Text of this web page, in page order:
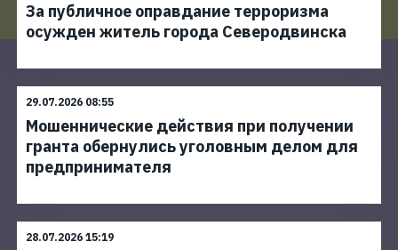
За публичное оправдание терроризма
осужден житель города Северодвинска
29.07.2026 08:55
Мошеннические действия при получении
гранта обернулись уголовным делом для
предпринимателя
28.07.2026 15:19